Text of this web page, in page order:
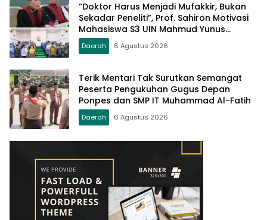
“Doktor Harus Menjadi Mufakkir, Bukan
Sekadar Peneliti”, Prof. Sahiron Motivasi
Mahasiswa S3 UIN Mahmud Yunus
Batusangkar
Daerah 6 Agustus 2026
Terik Mentari Tak Surutkan Semangat
Peserta Pengukuhan Gugus Depan
Ponpes dan SMP IT Muhammad Al-Fatih
Daerah 6 Agustus 2026